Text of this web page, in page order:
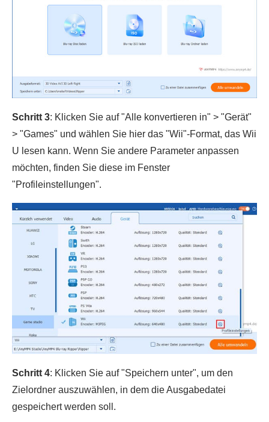
Schritt 3: Klicken Sie auf "Alle konvertieren in" > "Gerät"
> "Games" und wählen Sie hier das "Wii"-Format, das Wii
U lesen kann. Wenn Sie andere Parameter anpassen
möchten, finden Sie diese im Fenster
"Profileinstellungen".
Schritt 4: Klicken Sie auf "Speichern unter", um den
Zielordner auszuwählen, in dem die Ausgabedatei
gespeichert werden soll.